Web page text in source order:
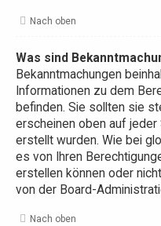
Nach oben
Was sind
Bekanntmachungen
Informationen zu dem
befinden. Sie sollten sie
erscheinen oben auf
erstellt wurden. Wie bei
es von Ihren
erstellen können oder
von der Board-
Nach oben